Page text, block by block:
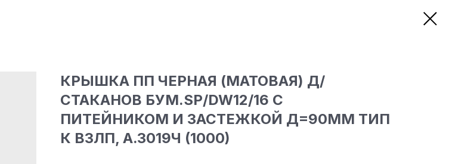
КРЫШКА ПП ЧЕРНАЯ (МАТОВАЯ) Д/
СТАКАНОВ БУМ.SP/DW12/16 С
ПИТЕЙНИКОМ И ЗАСТЕЖКОЙ Д=90ММ ТИП
К ВЗЛП, А.3019Ч (1000)